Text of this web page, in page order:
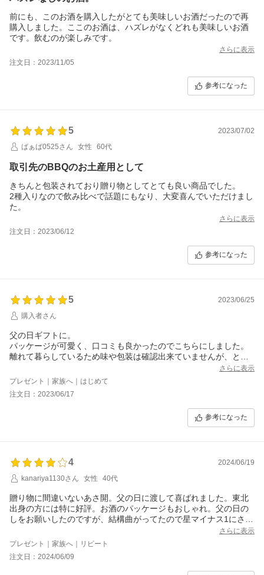
前にも、このお酒を購入したがとても美味しいお酒だったので再
購入しました。ここのお酒は、ハズレがなくどれも美味しいお酒
です。飲むのが楽しみです。
さらに表示
注文日：2023/11/05
参考になった
5
2023/07/02
ばぁば0525さん
女性 60代
取引先のBBQのお土産用として
きちんと包装されており贈り物としてとても良い商品でした。
2種入りなので飲み比べで話題にもなり、大変喜んでいただけまし
た。
さらに表示
注文日：2023/06/12
参考になった
5
2023/06/25
購入者さん
父の日ギフトに。
パッケージが可愛く、口コミも良かったのでこちらにしました。
離れて暮らしているため味や包装は確認出来ていませんが、とて
また、母が盛岡の出身なのですが、酒蔵(店舗?)に何度か伺ったこ
とがあるそうで驚いたと連絡が来ました。話のネタにもなったよ
うで大変満足しています。ありがとうございました。
さらに表示
プレゼント｜家族へ｜はじめて
注文日：2023/06/17
参考になった
4
2024/06/19
kanariya1130さん
女性 40代
贈り物に間違いないあさ開。父の日に渡して喜ばれました。東北
出身の方には特に好評。お酒のパッケージもおしゃれ。父の日の
しをお願いしたのですが、結構曲がってたので星マイナス1にさせ
てもらいます。自分で直して渡しました。それ以外は満足です。
さらに表示
プレゼント｜家族へ｜リピート
注文日：2024/06/09